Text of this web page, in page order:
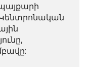
Կենտրոնական